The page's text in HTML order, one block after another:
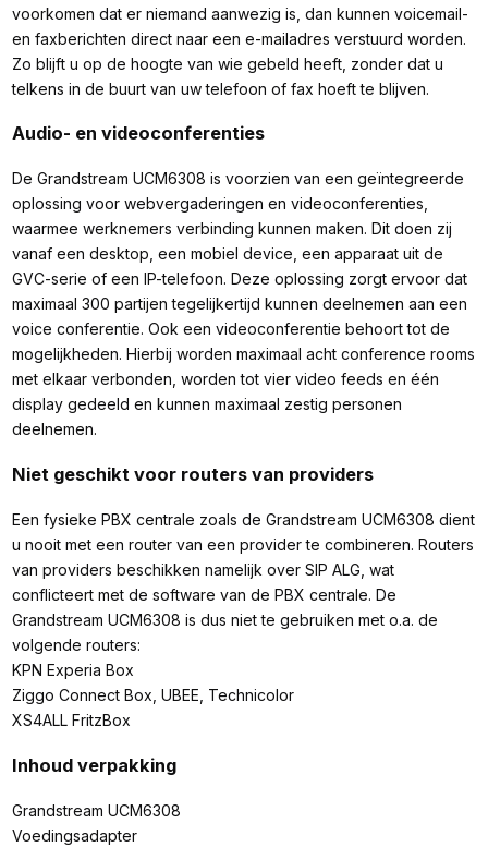
voorkomen dat er niemand aanwezig is, dan kunnen voicemail-
en faxberichten direct naar een e-mailadres verstuurd worden.
Zo blijft u op de hoogte van wie gebeld heeft, zonder dat u
telkens in de buurt van uw telefoon of fax hoeft te blijven.
Audio- en videoconferenties
De Grandstream UCM6308 is voorzien van een geïntegreerde
oplossing voor webvergaderingen en videoconferenties,
waarmee werknemers verbinding kunnen maken. Dit doen zij
vanaf een desktop, een mobiel device, een apparaat uit de
GVC-serie of een IP-telefoon. Deze oplossing zorgt ervoor dat
maximaal 300 partijen tegelijkertijd kunnen deelnemen aan een
voice conferentie. Ook een videoconferentie behoort tot de
mogelijkheden. Hierbij worden maximaal acht conference rooms
met elkaar verbonden, worden tot vier video feeds en één
display gedeeld en kunnen maximaal zestig personen
deelnemen.
Niet geschikt voor routers van providers
Een fysieke PBX centrale zoals de Grandstream UCM6308 dient
u nooit met een router van een provider te combineren. Routers
van providers beschikken namelijk over SIP ALG, wat
conflicteert met de software van de PBX centrale. De
Grandstream UCM6308 is dus niet te gebruiken met o.a. de
volgende routers:
KPN Experia Box
Ziggo Connect Box, UBEE, Technicolor
XS4ALL FritzBox
Inhoud verpakking
Grandstream UCM6308
Voedingsadapter